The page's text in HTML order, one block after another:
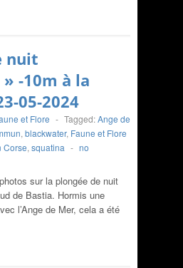
nuit
-10m à la
05-2024
et Flore - Tagged:Ange de
, blackwater, Faune et Flore
Corse, squatina - no
sur la plongée de nuit
de Bastia. Hormis une
l’Ange de Mer, cela a été